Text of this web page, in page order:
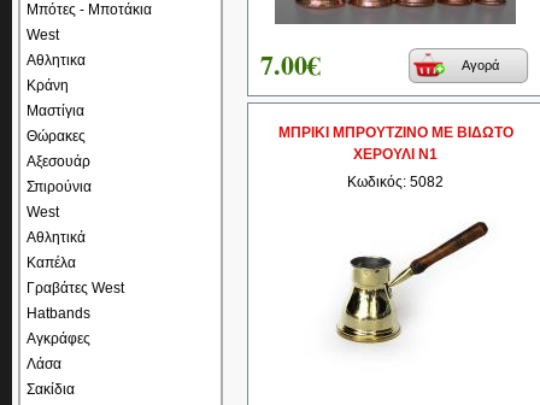
Μπότες - Μποτάκια
West
Αθλητικα
Κράνη
Μαστίγια
Θώρακες
Αξεσουάρ
Σπιρούνια
West
Αθλητικά
Καπέλα
Γραβάτες West
Hatbands
Αγκράφες
Λάσα
Σακίδια
7.00€ Αγορά
ΜΠΡΙΚΙ ΜΠΡΟΥΤΖΙΝΟ ΜΕ ΒΙΔΩΤΟ
ΧΕΡΟΥΛΙ Ν1
Κωδικός: 5082